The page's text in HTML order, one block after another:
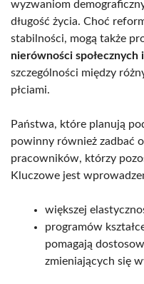
wyzwaniom
długość życia. Choć
stabilności, mogą także
nierówności społecznych
szczególności między
płciami.
Państwa, które planują
powinny również zadbać
pracowników, którzy
Kluczowe jest
większej
programów
pomagają
zmieniających się